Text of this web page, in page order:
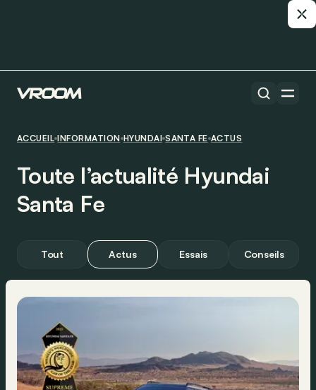
ACCUEIL INFORMATION HYUNDAI SANTA FE ACTUS
Toute l’actualité Hyundai
Santa Fe
Tout Actus Essais Conseils